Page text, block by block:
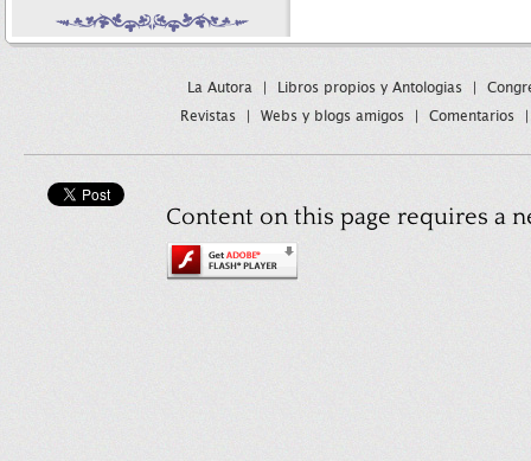
La Autora Libros propios y Antologias
Revistas
Webs y blogs amigos Comentarios
Content on this page requires a